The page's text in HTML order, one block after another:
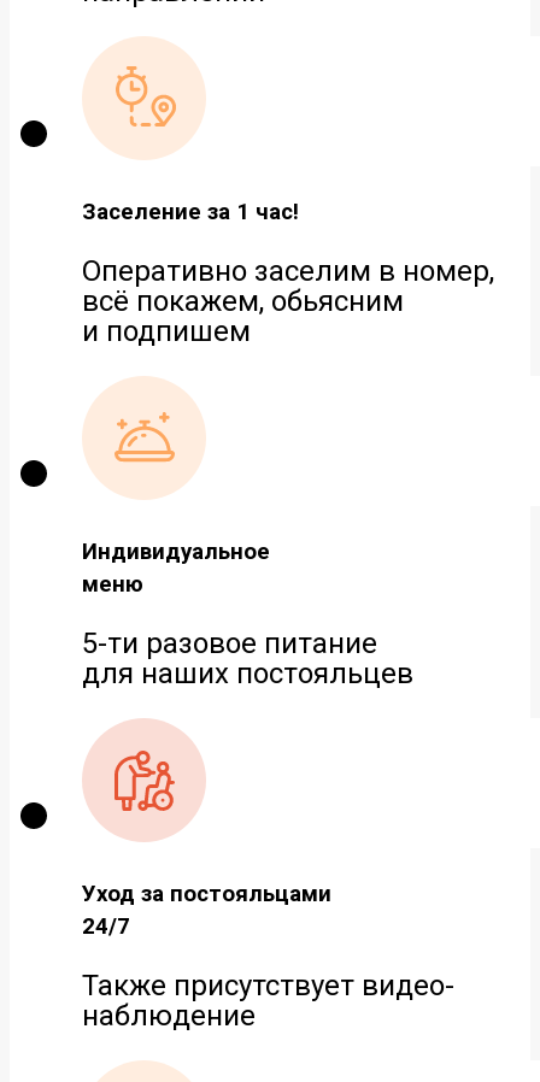
Заселение за 1 час!
Оперативно заселим в номер,
всё покажем, обьясним
и подпишем
Индивидуальное
меню
5-ти разовое питание
для наших постояльцев
Уход за постояльцами
24/7
Также присутствует видео-
наблюдение